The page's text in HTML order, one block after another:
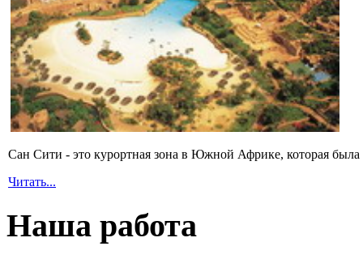
Сан Сити - это курортная зона в Южной Африке, которая была
Читать...
Наша работа